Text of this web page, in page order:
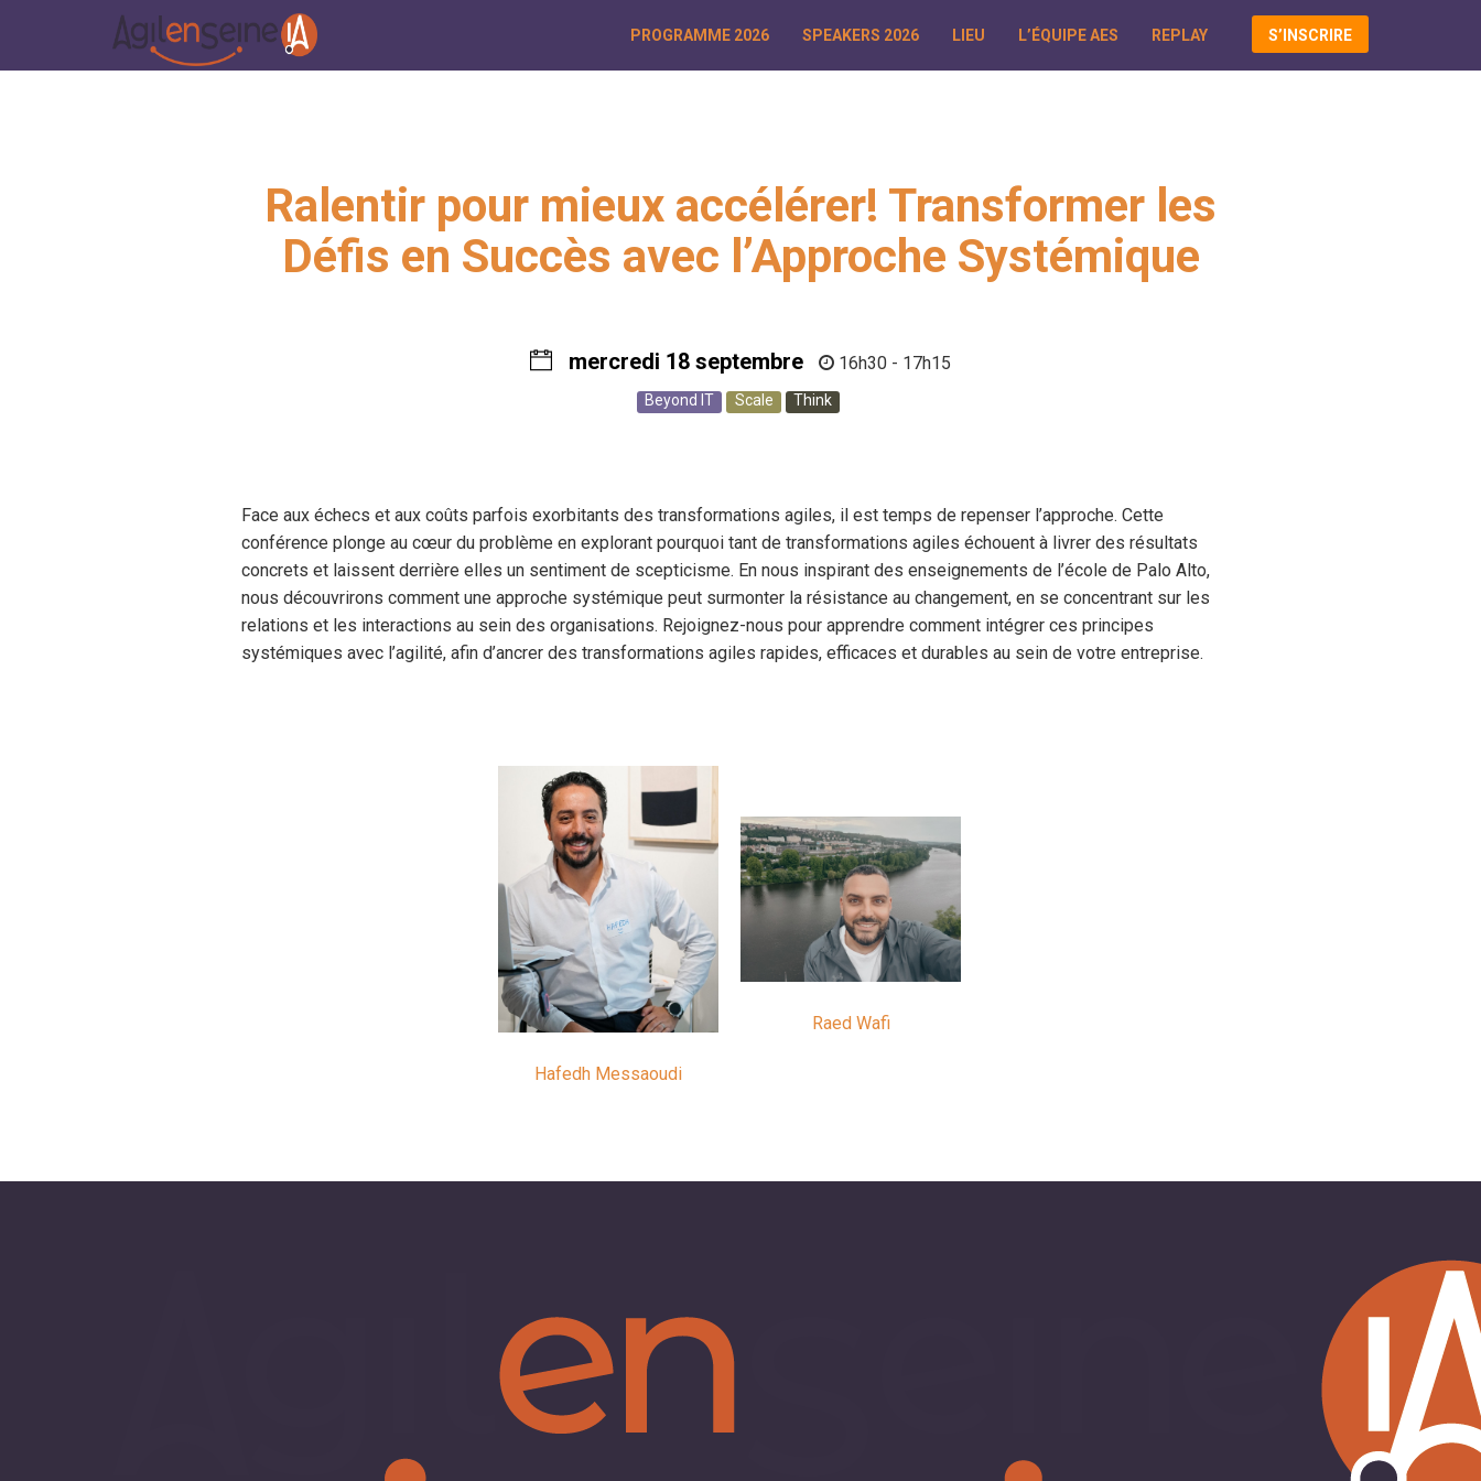
PROGRAMME 2026 SPEAKERS 2026 LIEU L’ÉQUIPE AES REPLAY S’INSCRIRE
Ralentir pour mieux accélérer! Transformer les
Défis en Succès avec l’Approche Systémique
mercredi 18 septembre 16h30 - 17h15
Beyond IT Scale Think
Face aux échecs et aux coûts parfois exorbitants des transformations agiles, il est temps de repenser l’approche. Cette
conférence plonge au cœur du problème en explorant pourquoi tant de transformations agiles échouent à livrer des résultats
concrets et laissent derrière elles un sentiment de scepticisme. En nous inspirant des enseignements de l’école de Palo Alto,
nous découvrirons comment une approche systémique peut surmonter la résistance au changement, en se concentrant sur les
relations et les interactions au sein des organisations. Rejoignez-nous pour apprendre comment intégrer ces principes
systémiques avec l’agilité, afin d’ancrer des transformations agiles rapides, efficaces et durables au sein de votre entreprise.
Hafedh Messaoudi
Raed Wafi